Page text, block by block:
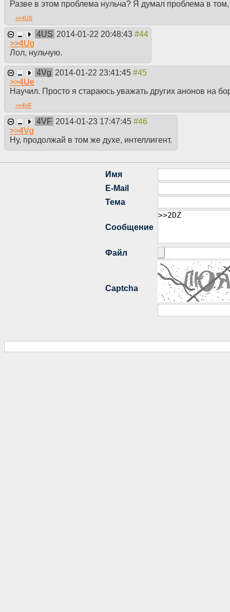
Разве в этом проблема нульча? Я думал проблема в том,
>>4US
4US 2014-01-22 20:48:43
>>4Ug
Лол, нульчую.
4Vg 2014-01-22 23:41:45
>>4Ue
Научил. Просто я стараюсь уважать других анонов на
>>4VF
4VF 2014-01-23 17:47:45
>>4Vg
Ну, продолжай в том же духе, интеллигент.